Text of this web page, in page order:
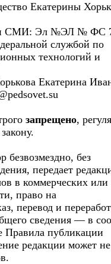
Екатерины
СМИ: Эл №ЭЛ № ФС
службой по
технологий и
Екатерина
запрещено,
безвозмездно, без
передает
в коммерческих или
право на
перевод и
сведения — в
публикации
редакции может не